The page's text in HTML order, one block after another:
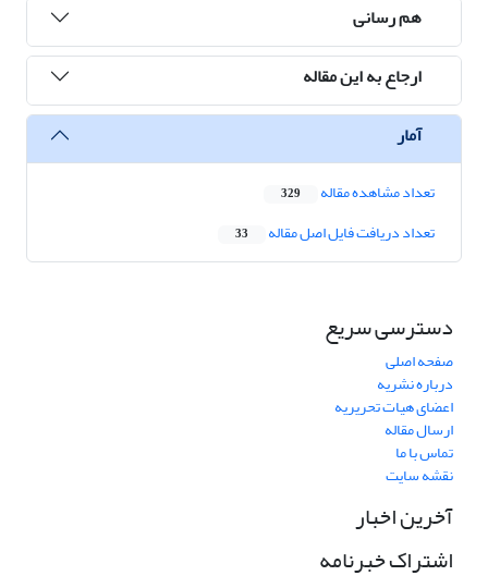
هم رسانی
ارجاع به این مقاله
آمار
تعداد مشاهده مقاله 329
تعداد دریافت فایل اصل مقاله 33
دسترسی سریع
صفحه اصلی
درباره نشریه
اعضای هیات تحریریه
ارسال مقاله
تماس با ما
نقشه سایت
آخرین اخبار
اشتراک خبرنامه